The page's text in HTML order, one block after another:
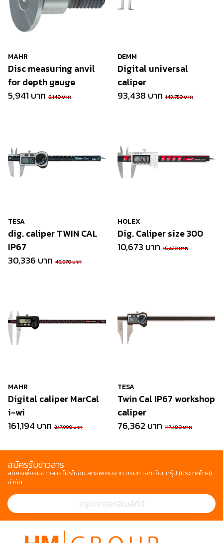
MAHR
Disc measuring anvil
for depth gauge
5,941 บาท 9,140 บาท
DEMM
Digital universal
caliper
93,438 บาท 143,750 บาท
TESA
dig. caliper TWIN CAL
IP67
30,336 บาท 46,670 บาท
HOLEX
Dig. Caliper size 300
10,673 บาท 16,420 บาท
MAHR
Digital caliper MarCal
i-wi
161,194 บาท 247,990 บาท
TESA
Twin Cal IP67 workshop
caliper
76,362 บาท 117,480 บาท
สมัครรับข่าวสาร
สมัครเพื่อรับข่าวสาร โปรโมชั่น สิทธิพิเศษจาก บริษัท เอช.เอ็ม. กรุ๊ป (ประเทศไทย)
จำกัด